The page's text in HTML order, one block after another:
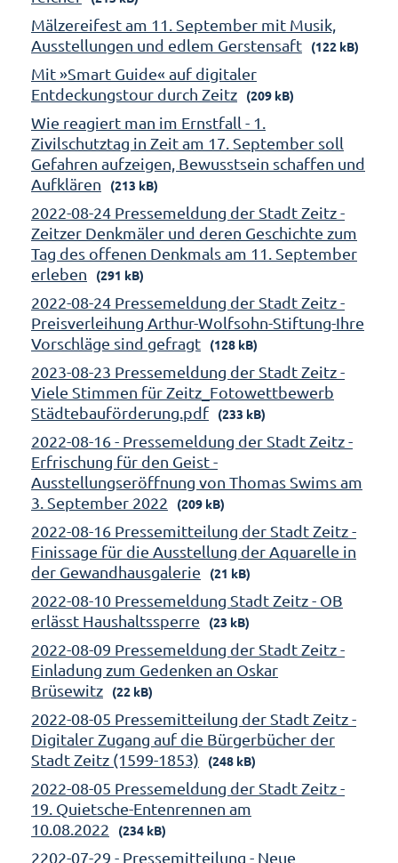
Mälzereifest am 11. September mit Musik,
Ausstellungen und edlem Gerstensaft
(122 kB)
Mit »Smart Guide« auf digitaler
Entdeckungstour durch Zeitz
(209 kB)
Wie reagiert man im Ernstfall - 1.
Zivilschutztag in Zeit am 17. September soll
Gefahren aufzeigen, Bewusstsein schaffen und
Aufklären
(213 kB)
2022-08-24 Pressemeldung der Stadt Zeitz -
Zeitzer Denkmäler und deren Geschichte zum
Tag des offenen Denkmals am 11. September
erleben
(291 kB)
2022-08-24 Pressemeldung der Stadt Zeitz -
Preisverleihung Arthur-Wolfsohn-Stiftung-Ihre
Vorschläge sind gefragt
(128 kB)
2023-08-23 Pressemeldung der Stadt Zeitz -
Viele Stimmen für Zeitz_Fotowettbewerb
Städtebauförderung.pdf
(233 kB)
2022-08-16 - Pressemeldung der Stadt Zeitz -
Erfrischung für den Geist -
Ausstellungseröffnung von Thomas Swims am
3. September 2022
(209 kB)
2022-08-16 Pressemitteilung der Stadt Zeitz -
Finissage für die Ausstellung der Aquarelle in
der Gewandhausgalerie
(21 kB)
2022-08-10 Pressemeldung Stadt Zeitz - OB
erlässt Haushaltssperre
(23 kB)
2022-08-09 Pressemeldung der Stadt Zeitz -
Einladung zum Gedenken an Oskar
Brüsewitz
(22 kB)
2022-08-05 Pressemitteilung der Stadt Zeitz -
Digitaler Zugang auf die Bürgerbücher der
Stadt Zeitz (1599-1853)
(248 kB)
2022-08-05 Pressemeldung der Stadt Zeitz -
19. Quietsche-Entenrennen am
10.08.2022
(234 kB)
2202-07-29 - Pressemitteilung - Neue